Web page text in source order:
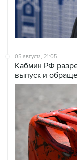
05 августа, 21:05
Кабмин РФ
выпуск и